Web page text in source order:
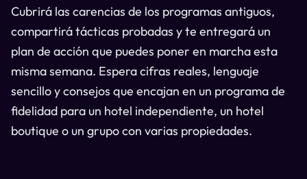
Cubrirá las carencias de los programas antiguos,
compartirá tácticas probadas y te entregará un
plan de acción que puedes poner en marcha esta
misma semana. Espera cifras reales, lenguaje
sencillo y consejos que encajan en un programa de
fidelidad para un hotel independiente, un hotel
boutique o un grupo con varias propiedades.